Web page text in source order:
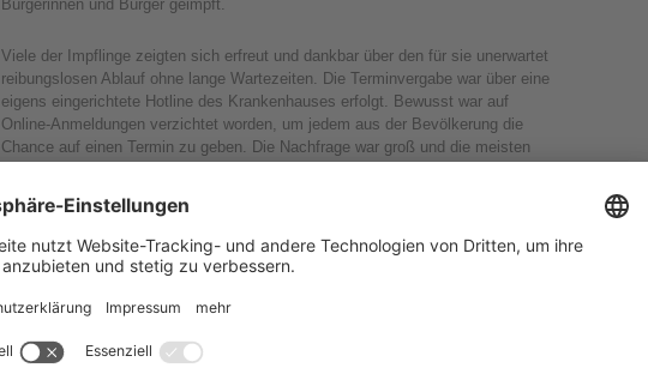
Bürgerinnen und Bürger geimpft.
Viele der Impflinge zeigten sich erfreut und dankbar über den für sie unerwartet
reibungslosen Ablauf ohne lange Wartezeiten. Die Terminvergabe war über eine
eigens eingerichtete Hotline des Krankenhauses erfolgt. Bewusst war auf
Online-Anmeldungen verzichtet worden, um jedem aus der Bevölkerung die
Chance auf einen Termin zu geben. Die Nachfrage war groß und die meisten
Glück vorbeigekommen oder noch am Samstag angerufen hatten.
Organisiert und realisiert wurde die Impfaktion durch Mitarbeitende des
zahlreiche Freiwillige zum Erfolg dieses Impftages beigetragen. Ihnen allen hat